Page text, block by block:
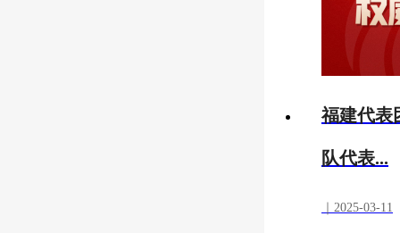
福建代表
队代表...
｜2025-03-11